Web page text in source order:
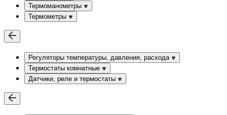
Термоманометры
Термометры
Регуляторы температуры, давления, расхода
Термостаты комнатные
Датчики, реле и термостаты